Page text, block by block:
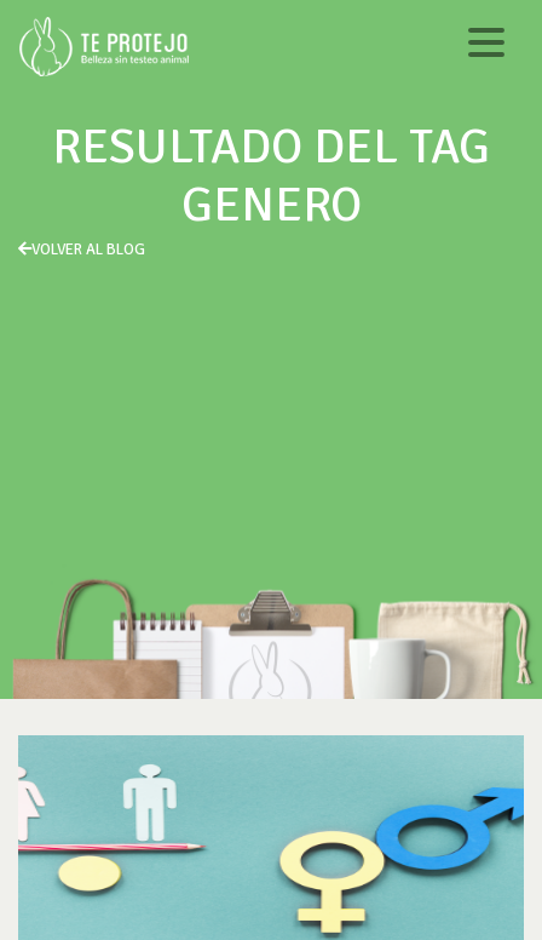
RESULTADO DEL TAG
GENERO
VOLVER AL BLOG